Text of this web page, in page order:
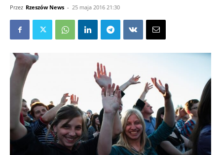
Przez Rzeszów News - 25 maja 2016 21:30